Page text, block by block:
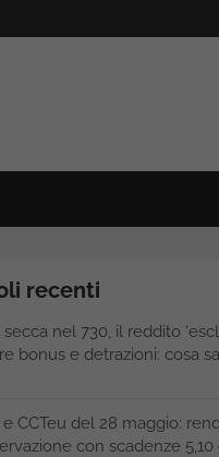
recenti
nel 730, il reddito
bonus e detrazioni: cosa
e CCTeu del 28 maggio:
con scadenze 5,10